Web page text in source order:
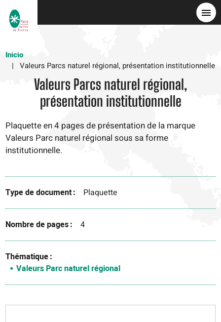
Inicio
Valeurs Parcs naturel régional, présentation institutionnelle
Valeurs Parcs naturel régional,
présentation institutionnelle
Plaquette en 4 pages de présentation de la marque
Valeurs Parc naturel régional sous sa forme
institutionnelle.
Type de document Plaquette
Nombre de pages 4
Thématique
Valeurs Parc naturel régional